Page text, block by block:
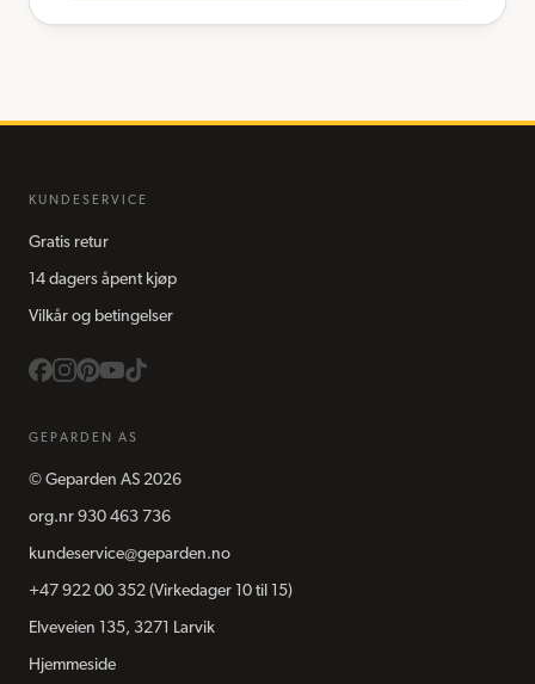
KUNDESERVICE
Gratis retur
14 dagers åpent kjøp
Vilkår og betingelser
GEPARDEN AS
© Geparden AS 2026
org.nr 930 463 736
kundeservice@geparden.no
+47 922 00 352 (Virkedager 10 til 15)
Elveveien 135, 3271 Larvik
Hjemmeside